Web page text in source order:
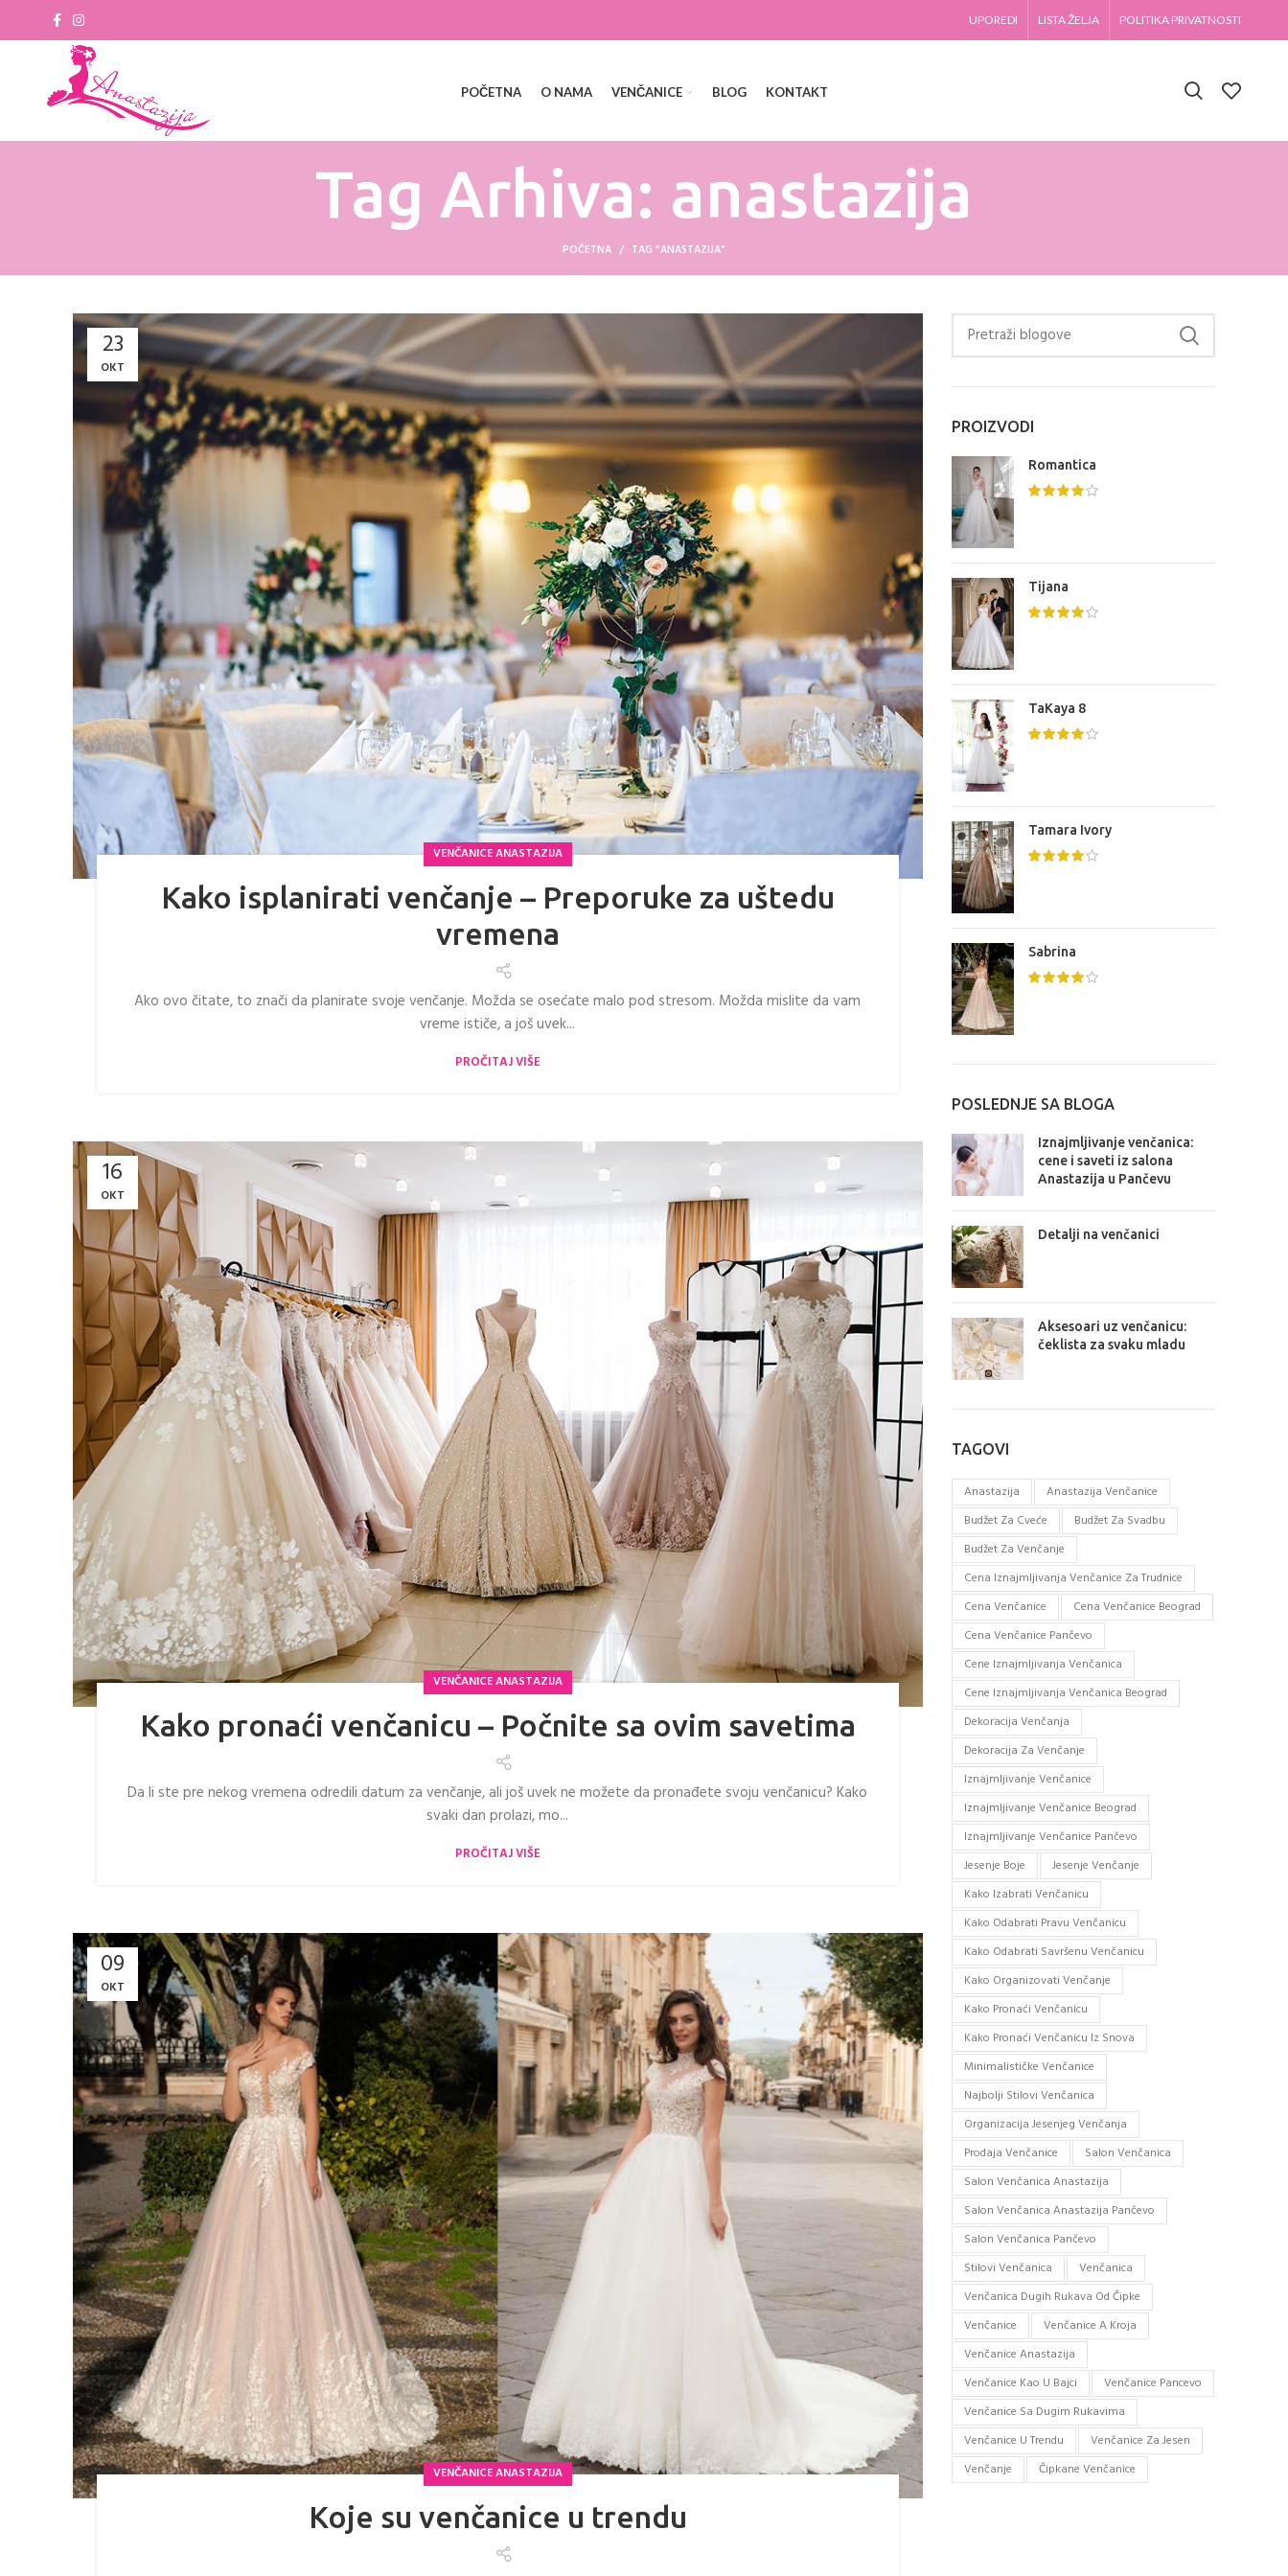
UPOREDI LISTA ŽELJA POLITIKA PRIVATNOSTI
POČETNA O NAMA VENČANICE BLOG KONTAKT
Tag Arhiva: anastazija
POČETNA TAG "ANASTAZIJA"
23
OKT
VENČANICE ANASTAZIJA
Kako isplanirati venčanje – Preporuke za uštedu
vremena
Ako ovo čitate, to znači da planirate svoje venčanje. Možda se osećate malo pod stresom. Možda mislite da vam
vreme ističe, a još uvek...
PROČITAJ VIŠE
16
OKT
VENČANICE ANASTAZIJA
Kako pronaći venčanicu – Počnite sa ovim savetima
Da li ste pre nekog vremena odredili datum za venčanje, ali još uvek ne možete da pronađete svoju venčanicu? Kako
svaki dan prolazi, mo...
PROČITAJ VIŠE
09
OKT
VENČANICE ANASTAZIJA
Koje su venčanice u trendu
PROIZVODI
Romantica
Tijana
TaKaya 8
Tamara Ivory
Sabrina
POSLEDNJE SA BLOGA
Iznajmljivanje venčanica:
cene i saveti iz salona
Anastazija u Pančevu
Detalji na venčanici
Aksesoari uz venčanicu:
čeklista za svaku mladu
TAGOVI
Anastazija
Anastazija Venčanice
Budžet Za Cveće
Budžet Za Svadbu
Budžet Za Venčanje
Cena Iznajmljivanja Venčanice Za Trudnice
Cena Venčanice
Cena Venčanice Beograd
Cena Venčanice Pančevo
Cene Iznajmljivanja Venčanica
Cene Iznajmljivanja Venčanica Beograd
Dekoracija Venčanja
Dekoracija Za Venčanje
Iznajmljivanje Venčanice
Iznajmljivanje Venčanice Beograd
Iznajmljivanje Venčanice Pančevo
Jesenje Boje
Jesenje Venčanje
Kako Izabrati Venčanicu
Kako Odabrati Pravu Venčanicu
Kako Odabrati Savršenu Venčanicu
Kako Organizovati Venčanje
Kako Pronaći Venčanicu
Kako Pronaći Venčanicu Iz Snova
Minimalističke Venčanice
Najbolji Stilovi Venčanica
Organizacija Jesenjeg Venčanja
Prodaja Venčanice
Salon Venčanica
Salon Venčanica Anastazija
Salon Venčanica Anastazija Pančevo
Salon Venčanica Pančevo
Stilovi Venčanica
Venčanica
Venčanica Dugih Rukava Od Čipke
Venčanice
Venčanice A Kroja
Venčanice Anastazija
Venčanice Kao U Bajci
Venčanice Pancevo
Venčanice Sa Dugim Rukavima
Venčanice U Trendu
Venčanice Za Jesen
Venčanje
Čipkane Venčanice